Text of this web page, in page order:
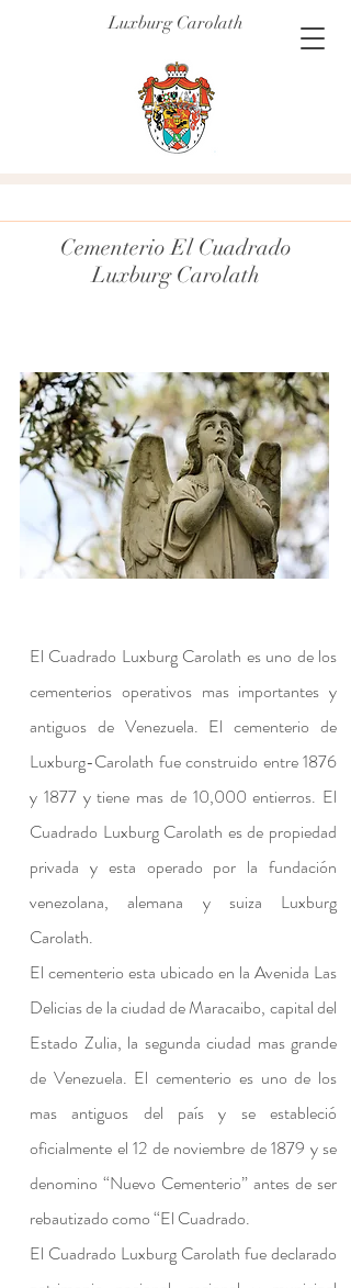
Luxburg Carolath
Cementerio El Cuadrado
Luxburg Carolath
El Cuadrado Luxburg Carolath es uno de los
cementerios operativos mas importantes y
antiguos de Venezuela. El cementerio de
Luxburg-Carolath fue construido entre 1876
y 1877 y tiene mas de 10,000 entierros. El
Cuadrado Luxburg Carolath es de propiedad
privada y esta operado por la fundación
venezolana, alemana y suiza Luxburg
Carolath.
El cementerio esta ubicado en la Avenida Las
Delicias de la ciudad de Maracaibo, capital del
Estado Zulia, la segunda ciudad mas grande
de Venezuela. El cementerio es uno de los
mas antiguos del país y se estableció
oficialmente el 12 de noviembre de 1879 y se
denomino “Nuevo Cementerio” antes de ser
rebautizado como “El Cuadrado.
El Cuadrado Luxburg Carolath fue declarado